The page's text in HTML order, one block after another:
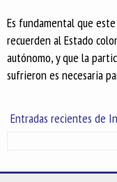
Es fundamental que
recuerden al Estado
autónomo, y que la
sufrieron es necesaria
Entradas recientes de